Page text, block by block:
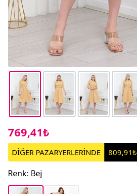
769,41₺
DİĞER PAZARYERLERİNDE 809,91₺
Renk: Bej